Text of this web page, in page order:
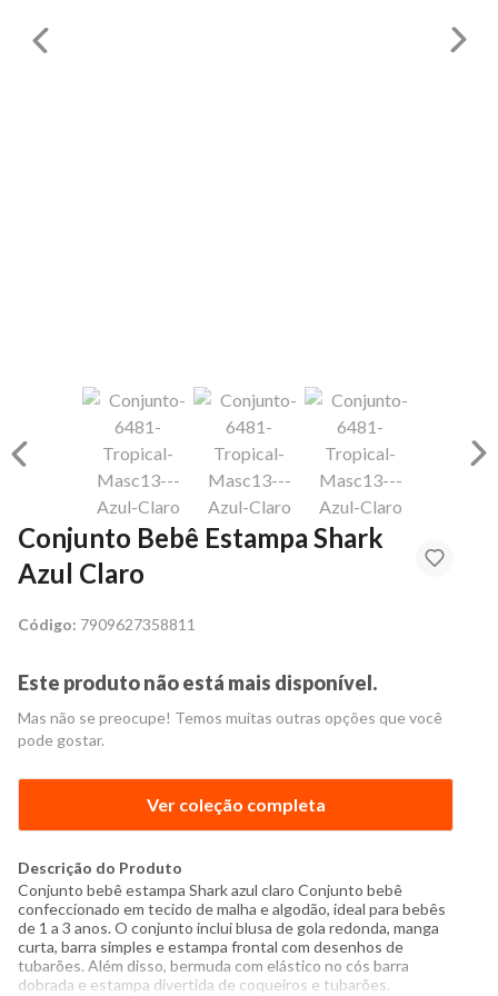
Conjunto Bebê Estampa Shark
Azul Claro
Código: 7909627358811
Este produto não está mais disponível.
Mas não se preocupe! Temos muitas outras opções que você
pode gostar.
Ver coleção completa
Descrição do Produto
Conjunto bebê estampa Shark azul claro Conjunto bebê
confeccionado em tecido de malha e algodão, ideal para bebês
de 1 a 3 anos. O conjunto inclui blusa de gola redonda, manga
curta, barra simples e estampa frontal com desenhos de
tubarões. Além disso, bermuda com elástico no cós barra
dobrada e estampa divertida de coqueiros e tubarões.